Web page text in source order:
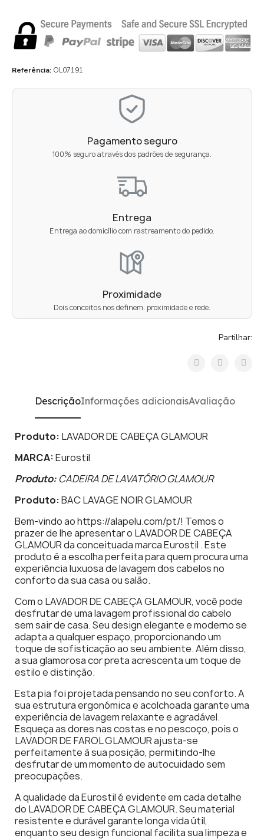
Referência OL07191
Pagamento seguro
100% seguro através dos padrões de segurança.
Entrega
Entrega ao domicílio com rastreamento do pedido.
Proximidade
Dois conceitos nos definem: proximidade e rede.
Partilhar:
DescriçãoInformações adicionaisAvaliação
Produto: LAVADOR DE CABEÇA GLAMOUR
MARCA:Eurostil
Produto: CADEIRA DE LAVATÓRIO GLAMOUR
Produto:BAC LAVAGE NOIR GLAMOUR
Bem-vindo ao https://alapelu.com/pt/! Temos o
prazer de lhe apresentar o LAVADOR DE CABEÇA
GLAMOUR da conceituada marca Eurostil . Este
produto é a escolha perfeita para quem procura uma
experiência luxuosa de lavagem dos cabelos no
conforto da sua casa ou salão.
Com o LAVADOR DE CABEÇA GLAMOUR, você pode
desfrutar de uma lavagem profissional do cabelo
sem sair de casa. Seu design elegante e moderno se
adapta a qualquer espaço, proporcionando um
toque de sofisticação ao seu ambiente. Além disso,
a sua glamorosa cor preta acrescenta um toque de
estilo e distinção.
Esta pia foi projetada pensando no seu conforto. A
sua estrutura ergonómica e acolchoada garante uma
experiência de lavagem relaxante e agradável.
Esqueça as dores nas costas e no pescoço, pois o
LAVADOR DE FAROL GLAMOUR ajusta-se
perfeitamente à sua posição, permitindo-lhe
desfrutar de um momento de autocuidado sem
preocupações.
A qualidade da Eurostil é evidente em cada detalhe
do LAVADOR DE CABEÇA GLAMOUR. Seu material
resistente e durável garante longa vida útil,
enquanto seu design funcional facilita sua limpeza e